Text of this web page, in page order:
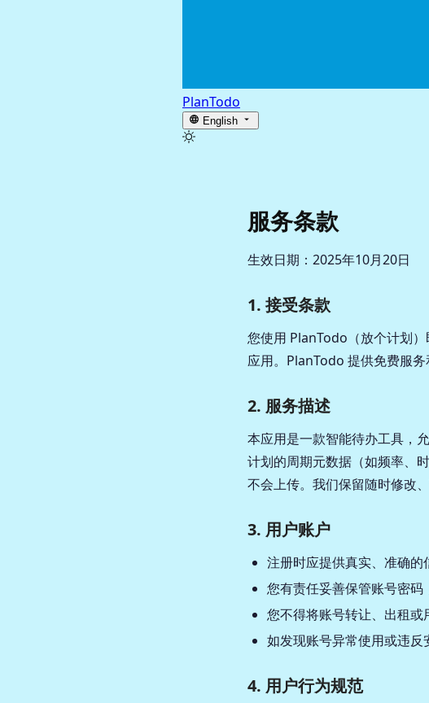
PlanTodo
English
服务条款
生效日期：2025年10月20日
1. 接受条款
您使用 PlanTodo（放个计划
应用。PlanTodo 提供免费服务
2. 服务描述
本应用是一款智能待办工具，
计划的周期元数据（如频率、
不会上传。我们保留随时修改
3. 用户账户
注册时应提供真实、准确的
您有责任妥善保管账号密码
您不得将账号转让、出租或
如发现账号异常使用或违反
4. 用户行为规范